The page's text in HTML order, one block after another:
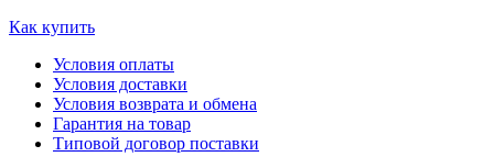
Как купить
Условия оплаты
Условия доставки
Условия возврата и обмена
Гарантия на товар
Типовой договор поставки